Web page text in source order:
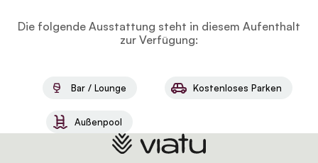
Die folgende Ausstattung steht in diesem Aufenthalt
zur Verfügung:
Bar / Lounge Kostenloses Parken
Außenpool